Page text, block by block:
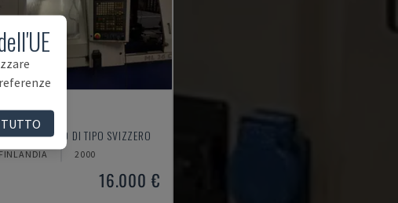
26 C1
- TORNIO DI TIPO SVIZZERO
FINLANDIA 2000
16.000 €